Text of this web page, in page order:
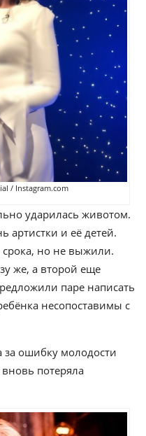
/ Instagram.com
ударилась животом.
артистки и её детей.
но не выжили.
же, а второй еще
паре написать
несопоставимы с
за ошибку молодости
потеряла